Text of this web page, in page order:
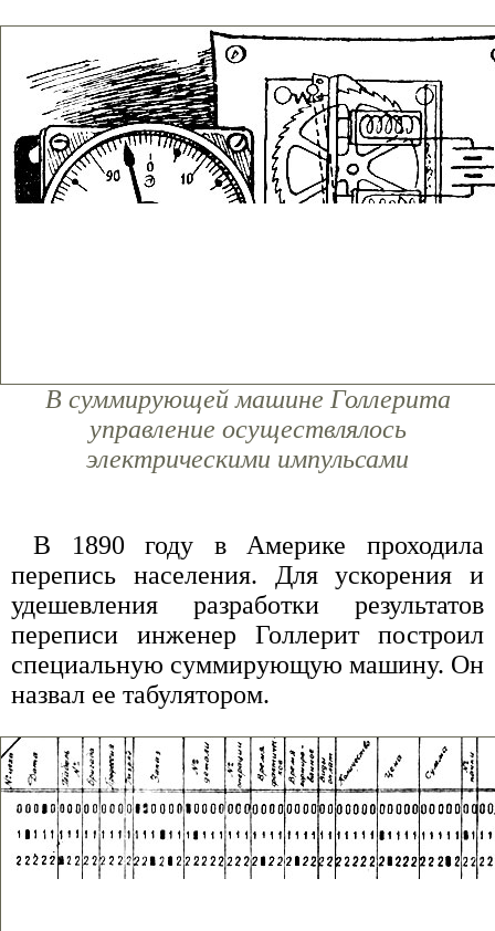
В суммирующей машине Голлерита
управление осуществлялось
электрическими импульсами
В 1890 году в Америке проходила
перепись населения. Для ускорения и
удешевления разработки результатов
переписи инженер Голлерит построил
специальную суммирующую машину. Он
назвал ее табулятором.